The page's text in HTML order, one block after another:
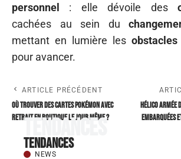
personnel
: elle dévoile des
cachées au sein du
mettant en lumière les
pour avancer.
ARTICLE PRÉCÉDENT
Où trouver des cartes Pokémon avec
retrait en boutique le jour même ?
Hélico armée
embarquées
Tendances
Tendances
NEWS